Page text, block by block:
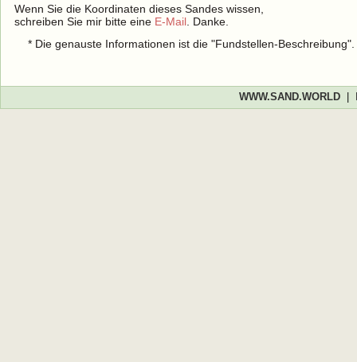
Wenn Sie die Koordinaten dieses Sandes wissen,
schreiben Sie mir bitte eine E-Mail . Danke.
* Die genauste Informationen ist die "Fundstellen-
WWW.SAND.WORLD|